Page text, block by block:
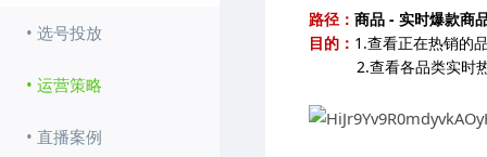
• 选号投放
• 运营策略
• 直播案例
路径： 商品 - 实时爆款商
目的： 1.查看正在热销的
2.查看各品类实时热